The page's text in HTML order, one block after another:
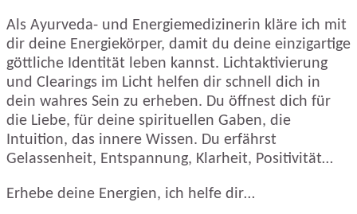
Als Ayurveda- und Energiemedizinerin kläre ich mit
dir deine Energiekörper, damit du deine einzigartige
göttliche Identität leben kannst. Lichtaktivierung
und Clearings im Licht helfen dir schnell dich in
dein wahres Sein zu erheben. Du öffnest dich für
die Liebe, für deine spirituellen Gaben, die
Intuition, das innere Wissen. Du erfährst
Gelassenheit, Entspannung, Klarheit, Positivität…
Erhebe deine Energien, ich helfe dir…